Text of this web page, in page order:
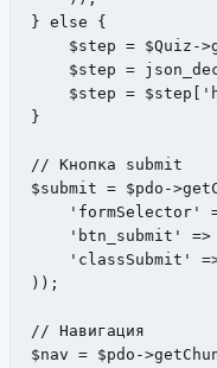
} else {
$step = $Quiz-
$step =
$step =
}
// Кнопка submit
$submit = $pdo-
'formSelector'
'btn_submit'
'classSubmit'
));
// Навигация
$nav = $pdo-